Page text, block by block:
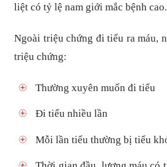
liệt có tỷ lệ nam giới mắc bệnh cao.
Ngoài triệu chứng đi tiểu ra máu,
triệu chứng:
Thường xuyên muốn đi tiểu
Đi tiểu nhiều lần
Mỗi lần tiểu thường bị tiểu